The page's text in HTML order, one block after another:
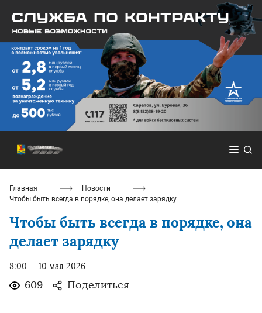
Главная
Новости
Чтобы быть всегда в порядке, она делает зарядку
Чтобы быть всегда в порядке, она
делает зарядку
8:00 10 мая 2026
609 Поделиться